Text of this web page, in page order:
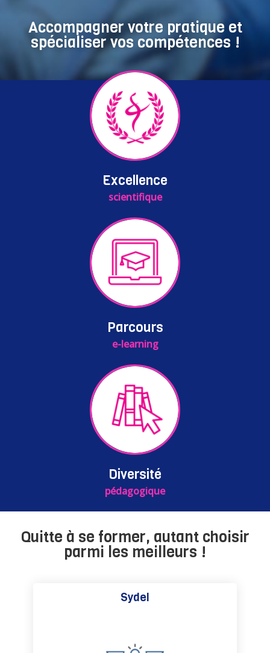
Accompagner votre pratique et
spécialiser vos compétences !
Excellence
scientifique
Parcours
e-learning
Diversité
pédagogique
Quitte à se former, autant choisir
parmi les meilleurs !
Dr MINASSIAN